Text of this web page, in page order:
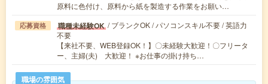
原料に色付け、原料から紙を製造する作業をお願い…
応募資格 職種未経験OK / ブランクOK / パソコンスキル不要 / 英語力
不要
【来社不要、WEB登録OK！】〇未経験大歓迎！〇フリータ
ー、主婦(夫) 大歓迎！ ※お仕事の掛け持ち…
職場の雰囲気